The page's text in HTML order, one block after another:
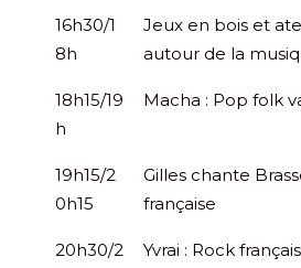
16h30/1
8h
Jeux en bois et
autour de la
18h15/19
h
Macha : Pop folk
19h15/2
0h15
Gilles chante
française
20h30/2
Yvrai : Rock français